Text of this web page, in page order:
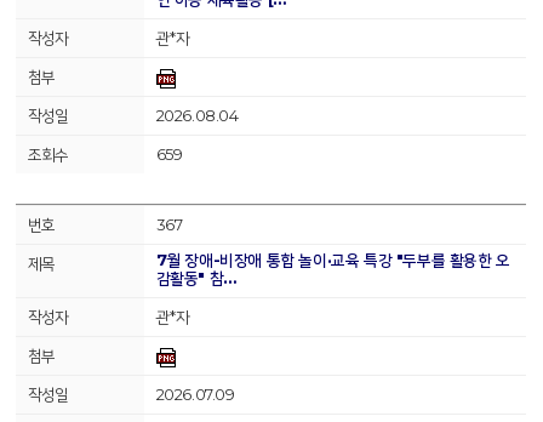
관*자
2026.08.04
659
367
7월 장애-비장애 통합 놀이·교육 특강 "두부를 활용한 오
감활동" 참…
관*자
2026.07.09